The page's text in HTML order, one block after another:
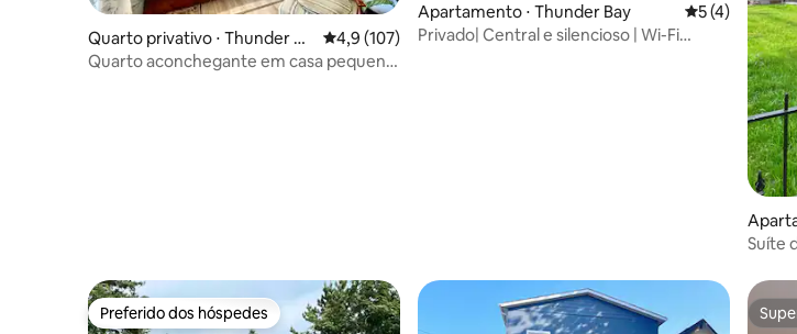
Quarto privativo ⋅ Thunder Ba
y
4,9 de uma avaliação média de 5, 107 avaliações
4,9 (107)
Quarto aconchegante em casa pequena
Apartamento ⋅ Thunder Bay 5 de uma
5 (4)
Privado| Central e silencioso | Wi-Fi
Suíte
Preferido dos hóspedes
Preferido dos hóspedes